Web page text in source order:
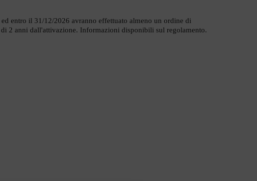
entro il 31/12/2026 avranno effettuato almeno un ordine di
2 anni dall'attivazione. Informazioni disponibili sul regolamento.